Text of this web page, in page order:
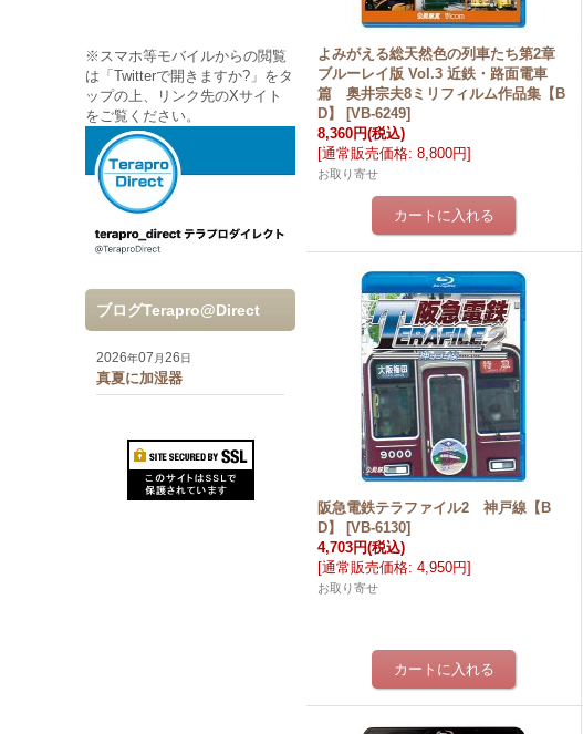
※スマホ等モバイルからの閲覧
は「Twitterで開きますか?」をタ
ップの上、リンク先のXサイト
をご覧ください。
ブログTerapro@Direct
2026年07 月26日
真夏に加湿器
よみがえる総天然色の列車たち第2章
ブルーレイ版 Vol.3 近鉄・路面電車
篇 奥井宗夫8ミリフィルム作品集【B
D】
[VB-6249]
8,360円(税込)
[通常販売価格: 8,800円]
お取り寄せ
阪急電鉄テラファイル2 神戸線【B
D】
[VB-6130]
4,703円(税込)
[通常販売価格: 4,950円]
お取り寄せ